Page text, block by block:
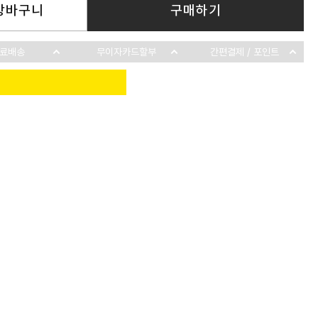
바구니 구매하기
배송 무이자카드할부 간편결제 / 포인트